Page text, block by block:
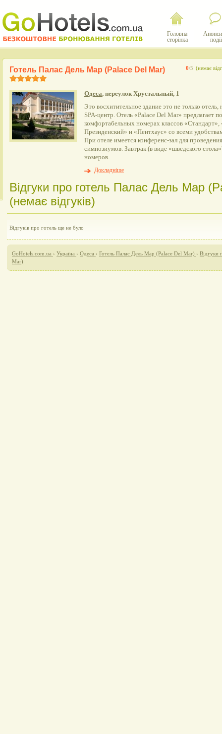
Головна
сторінка
події
0/5 (немає
Готель Палас Дель Мар (Palace Del Mar)
Одеса, переулок Хрустальный, 1
Это восхитительное здание это не только
SPA-центр. Отель «Palace Del Mar» предлагает
комфортабельных номерах классов
Президенский» и «Пентхаус» со всеми
При отеле имеется конференс-зал для
симпозиумов. Завтрак (в виде «шведского
номеров.
Докладніше
Відгуки про готель Палас Дель Мар
(немає відгуків)
Відгуків про готель ще не було
GoHotels.com.ua › Україна › Одеса › Готель Палас Дель Мар (Palace Del Mar) › Відгуки
Mar)